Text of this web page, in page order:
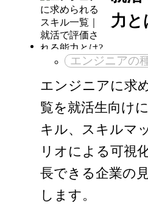
力と
エンジニアの
エンジニアに求
覧を就活生向け
キル、スキルマ
リオによる可視
長できる企業の
します。